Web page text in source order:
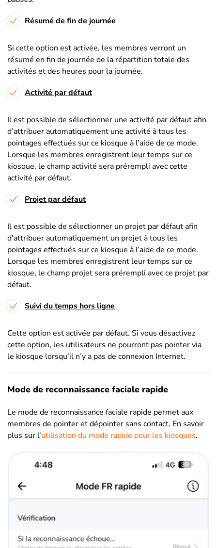
Résumé de fin de journée
Si cette option est activée, les membres verront un
résumé en fin de journée de la répartition totale des
activités et des heures pour la journée.
Activité par défaut
Il est possible de sélectionner une activité par défaut afin
d’attribuer automatiquement une activité à tous les
pointages effectués sur ce kiosque à l’aide de ce mode.
Lorsque les membres enregistrent leur temps sur ce
kiosque, le champ activité sera prérempli avec cette
activité par défaut.
Projet par défaut
Il est possible de sélectionner un projet par défaut afin
d’attribuer automatiquement un projet à tous les
pointages effectués sur ce kiosque à l’aide de ce mode.
Lorsque les membres enregistrent leur temps sur ce
kiosque, le champ projet sera prérempli avec ce projet par
défaut.
Suivi du temps hors ligne
Cette option est activée par défaut. Si vous désactivez
cette option, les utilisateurs ne pourront pas pointer via
le kiosque lorsqu’il n’y a pas de connexion Internet.
Mode de reconnaissance faciale rapide
Le mode de reconnaissance faciale rapide permet aux
membres de pointer et dépointer sans contact. En savoir
plus sur l’utilisation du mode rapide pour les kiosques.